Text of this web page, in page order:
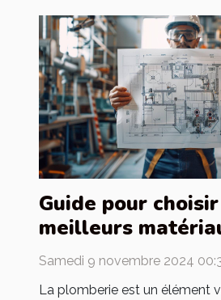
Guide pour
meilleurs
tuyauterie pour
maison
Samedi 9 novembre 2024
La plomberie est un élément